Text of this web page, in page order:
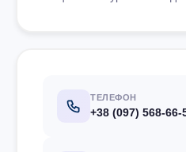
ТЕЛЕФОН
+38 (097) 568-66-